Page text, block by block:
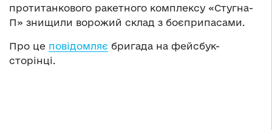
протитанкового ракетного комплексу «Стугна-
П» знищили ворожий склад з боєприпасами.
Про це повідомляє бригада на фейсбук-
сторінці.